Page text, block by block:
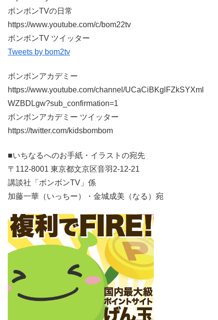
ボンボンTVの日常
https://www.youtube.com/c/bom22tv
ボンボンTV ツイッター
Tweets by bom2tv
ボンボンアカデミー
https://www.youtube.com/channel/UCaCiBKglFZkSYXml
WZBDLgw?sub_confirmation=1
ボンボンアカデミー ツイッター
https://twitter.com/kidsbombom
■いちなるへのお手紙・イラストの宛先
〒112-8001 東京都文京区音羽2-12-21
講談社「ボンボンTV」係
加藤一華（いっちー）・金城成美（なる）宛